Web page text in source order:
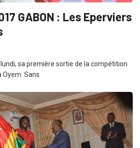
GABON : Les Eperviers
lundi, sa première sortie de la compétition
Oyem. Sans